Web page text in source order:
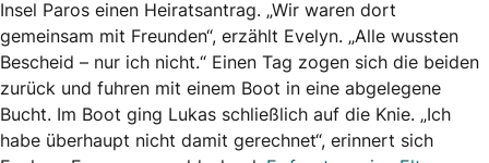
Insel Paros einen Heiratsantrag. „Wir waren dort
gemeinsam mit Freunden“, erzählt Evelyn. „Alle wussten
Bescheid – nur ich nicht.“ Einen Tag zogen sich die beiden
zurück und fuhren mit einem Boot in eine abgelegene
Bucht. Im Boot ging Lukas schließlich auf die Knie. „Ich
habe überhaupt nicht damit gerechnet“, erinnert sich